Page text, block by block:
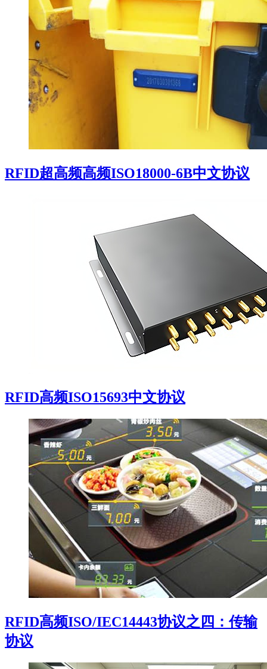
RFID超高频高频ISO18000-6B中文协议
RFID高频ISO15693中文协议
RFID高频ISO/IEC14443协议之四：传输
协议